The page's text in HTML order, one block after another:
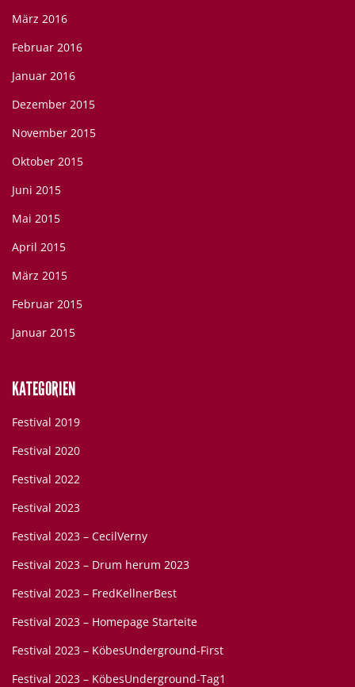
März 2016
Februar 2016
Januar 2016
Dezember 2015
November 2015
Oktober 2015
Juni 2015
Mai 2015
April 2015
März 2015
Februar 2015
Januar 2015
KATEGORIEN
Festival 2019
Festival 2020
Festival 2022
Festival 2023
Festival 2023 – CecilVerny
Festival 2023 – Drum herum 2023
Festival 2023 – FredKellnerBest
Festival 2023 – Homepage Starteite
Festival 2023 – KöbesUnderground-First
Festival 2023 – KöbesUnderground-Tag1